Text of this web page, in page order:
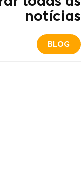
notícias
BLOG